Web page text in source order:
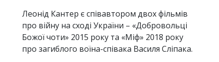
Леонід Кантер є співавтором двох фільмів
про війну на сході України – «Добровольці
Божої чоти» 2015 року та «Міф» 2018 року
про загиблого воїна-співака Василя Сліпака.